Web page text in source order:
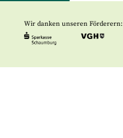
Wir danken unseren Förderern: